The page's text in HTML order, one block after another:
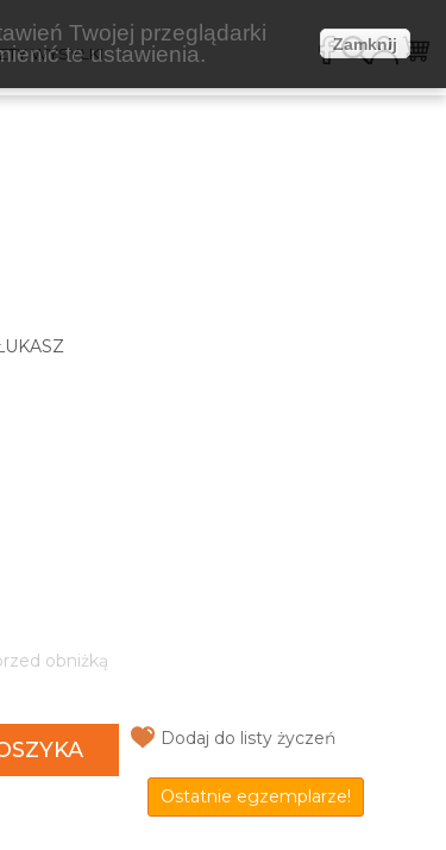
Twojej przeglądarki
te ustawienia.
Zamknij
WYSYŁKI
obniżką
Dodaj do listy życzeń
Ostatnie egzemplarze!